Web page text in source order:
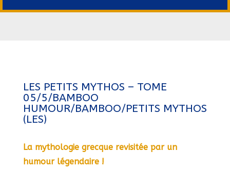
LES PETITS MYTHOS – TOME
05/5/BAMBOO
HUMOUR/BAMBOO/PETITS MYTHOS
(LES)
La mythologie grecque revisitée par un
humour légendaire !